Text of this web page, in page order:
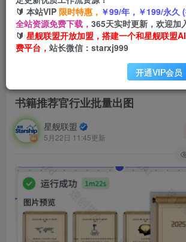
书籍推荐官行业批量出图
星舰联盟
5月22日 11:45更新
🔰 本站VIP 限时特惠， ￥99/年，￥199/永久
全站资源免费下载， 365天实时更新，欢迎加
🔰 星舰联盟开放加盟，搭建一个和星舰联盟
费平台， 站长微信：starxj999
开通VIP会员